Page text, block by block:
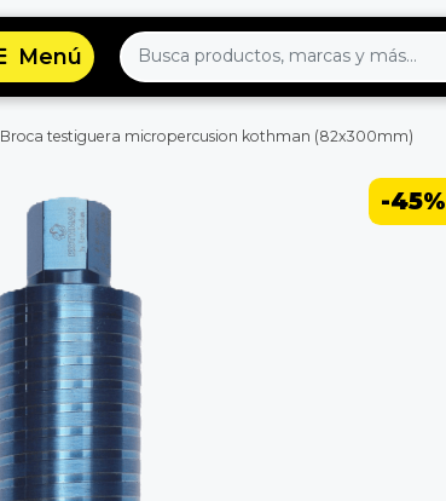
Broca testiguera micropercusion kothman (82x300mm)
-45%